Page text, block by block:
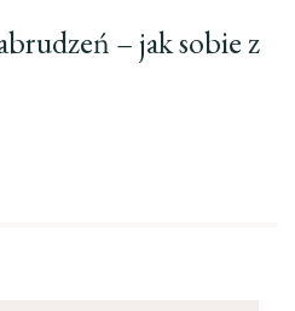
– jak sobie z